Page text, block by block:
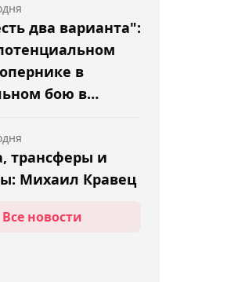
два варианта":
в
бою в
трансферы и
Михаил Кравец
на сборах
Все новости